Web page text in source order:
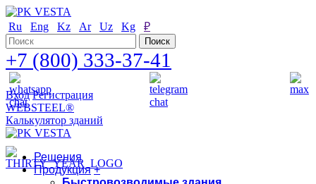
Ru Eng Kz Ar Uz Kg ₽
+7 (800) 333-37-41
Вход Регистрация
WEBSTEEL®
Калькулятор зданий
Решения
Продукция +